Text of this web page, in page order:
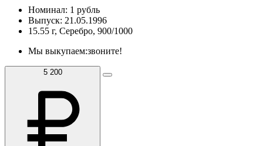
Номинал: 1 рубль
Выпуск: 21.05.1996
15.55 г, Серебро, 900/1000
Мы выкупаем:звоните!
5 200